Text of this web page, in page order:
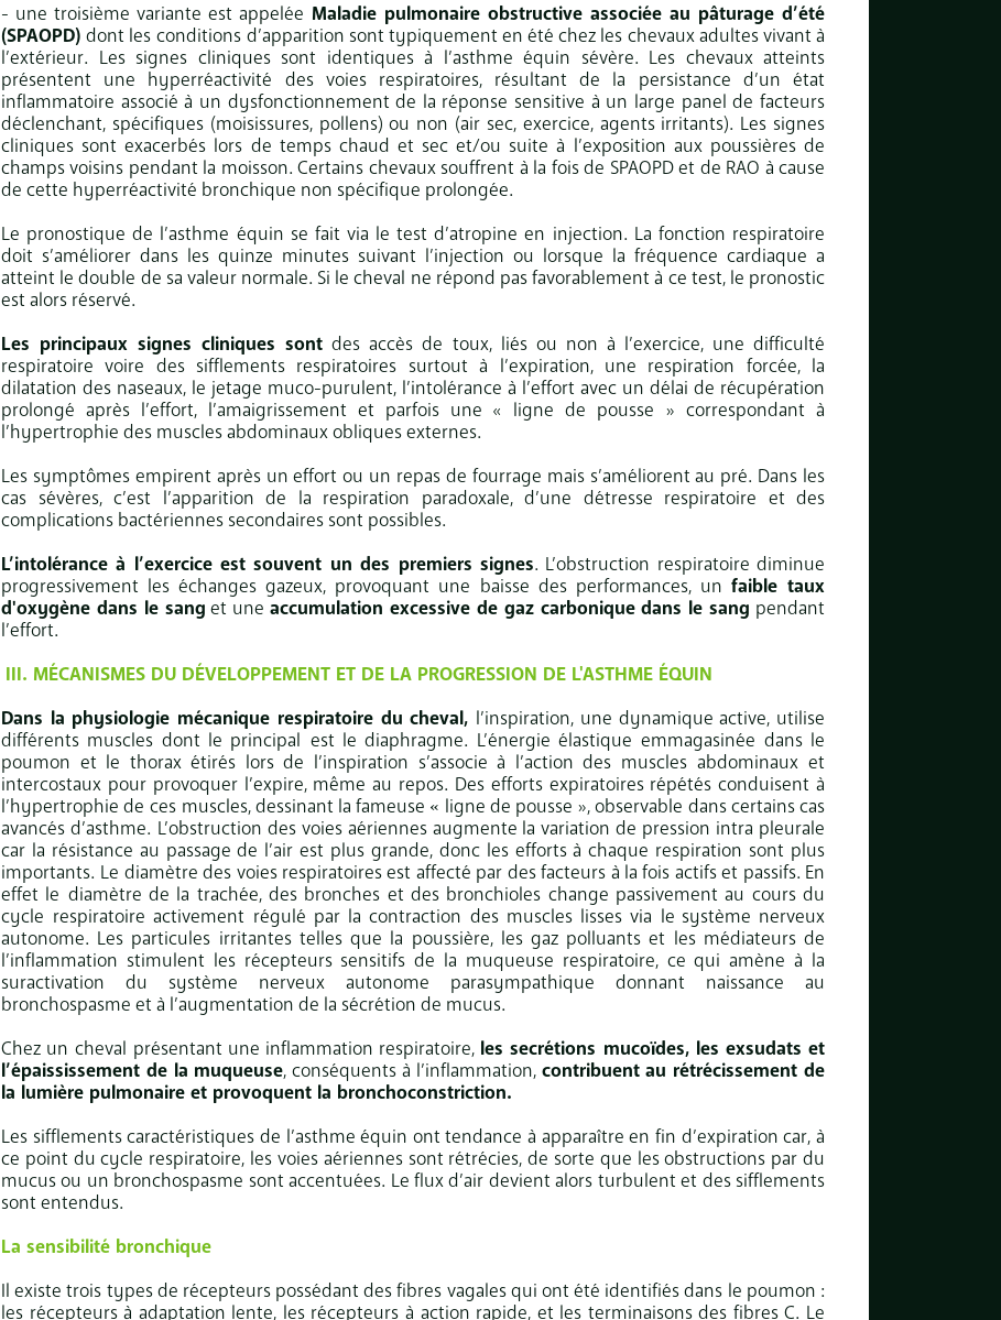
- une troisième variante est appelée Maladie pulmonaire obstructive associée au pâturage d’été
(SPAOPD)dont les conditions d’apparition sont typiquement en été chez les chevaux adultes vivant à
l’extérieur. Les signes cliniques sont identiques à l’asthme équin sévère. Les chevaux atteints
présentent une hyperréactivité des voies respiratoires, résultant de la persistance d’un état
inflammatoire associé à un dysfonctionnement de la réponse sensitive à un large panel de facteurs
déclenchant, spécifiques (moisissures, pollens) ou non (air sec, exercice, agents irritants). Les signes
cliniques sont exacerbés lors de temps chaud et sec et/ou suite à l’exposition aux poussières de
champs voisins pendant la moisson. Certains chevaux souffrent à la fois de SPAOPD et de RAO à cause
de cette hyperréactivité bronchique non spécifique prolongée.
Le pronostique de l’asthme équin se fait via le test d’atropine en injection. La fonction respiratoire
doit s’améliorer dans les quinze minutes suivant l’injection ou lorsque la fréquence cardiaque a
atteint le double de sa valeur normale. Si le cheval ne répond pas favorablement à ce test, le pronostic
est alors réservé.
Les principaux signes cliniques sont des accès de toux, liés ou non à l’exercice, une difficulté
respiratoire voire des sifflements respiratoires surtout à l’expiration, une respiration forcée, la
dilatation des naseaux, le jetage muco-purulent, l’intolérance à l’effort avec un délai de récupération
prolongé après l’effort, l’amaigrissement et parfois une « ligne de pousse » correspondant à
l’hypertrophie des muscles abdominaux obliques externes.
Les symptômes empirent après un effort ou un repas de fourrage mais s’améliorent au pré. Dans les
cas sévères, c’est l’apparition de la respiration paradoxale, d’une détresse respiratoire et des
complications bactériennes secondaires sont possibles.
L’intolérance à l’exercice est souvent un des premiers signes. L’obstruction respiratoire diminue
progressivement les échanges gazeux, provoquant une baisse des performances, un faible taux
d'oxygène dans le sang et uneaccumulation excessive de gaz carbonique dans le sang pendant
l’effort.
III. MÉCANISMES DU DÉVELOPPEMENT ET DE LA PROGRESSION DE L'ASTHME ÉQUIN
Dans la physiologie mécanique respiratoire du cheval, l’inspiration, une dynamique active, utilise
différents muscles dont le principal est le diaphragme. L’énergie élastique emmagasinée dans le
poumon et le thorax étirés lors de l’inspiration s’associe à l’action des muscles abdominaux et
intercostaux pour provoquer l’expire, même au repos. Des efforts expiratoires répétés conduisent à
l’hypertrophie de ces muscles, dessinant la fameuse « ligne de pousse », observable dans certains cas
avancés d’asthme. L’obstruction des voies aériennes augmente la variation de pression intra pleurale
car la résistance au passage de l’air est plus grande, donc les efforts à chaque respiration sont plus
importants. Le diamètre des voies respiratoires est affecté par des facteurs à la fois actifs et passifs. En
effet le diamètre de la trachée, des bronches et des bronchioles change passivement au cours du
cycle respiratoire activement régulé par la contraction des muscles lisses via le système nerveux
autonome. Les particules irritantes telles que la poussière, les gaz polluants et les médiateurs de
l’inflammation stimulent les récepteurs sensitifs de la muqueuse respiratoire, ce qui amène à la
suractivation du système nerveux autonome parasympathique donnant naissance au
bronchospasme et à l’augmentation de la sécrétion de mucus.
Chez un cheval présentant une inflammation respiratoire, les secrétions mucoïdes, les exsudats et
l’épaississement de la muqueuse, conséquents à l’inflammation, contribuent au rétrécissement de
la lumière pulmonaire et provoquent la bronchoconstriction.
Les sifflements caractéristiques de l’asthme équin ont tendance à apparaître en fin d’expiration car, à
ce point du cycle respiratoire, les voies aériennes sont rétrécies, de sorte que les obstructions par du
mucus ou un bronchospasme sont accentuées. Le flux d’air devient alors turbulent et des sifflements
sont entendus.
La sensibilité bronchique
Il existe trois types de récepteurs possédant des fibres vagales qui ont été identifiés dans le poumon :
les récepteurs à adaptation lente, les récepteurs à action rapide, et les terminaisons des fibres C. Le